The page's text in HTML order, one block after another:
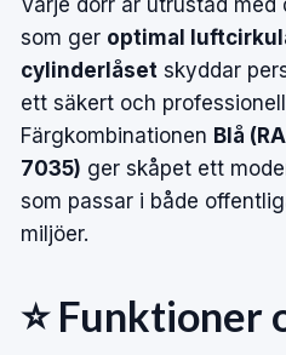
som ger optimal
cylinderlåset skyddar
ett säkert och
Färgkombinationen Blå
7035) ger skåpet ett
som passar i både
miljöer.
⭐ Funktioner